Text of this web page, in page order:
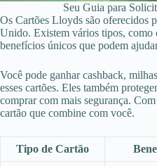
Seu Guia para
Os Cartões Lloyds são oferecidos
Unido. Existem vários tipos, como
benefícios únicos que podem
Você pode ganhar cashback,
esses cartões. Eles também
comprar com mais segurança.
cartão que combine com você.
Tipo de Cartão